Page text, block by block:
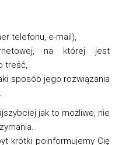
telefonu, e-mail),
na której jest
treść,
sposób jego rozwiązania
jak to możliwe, nie
krótki poinformujemy Cię